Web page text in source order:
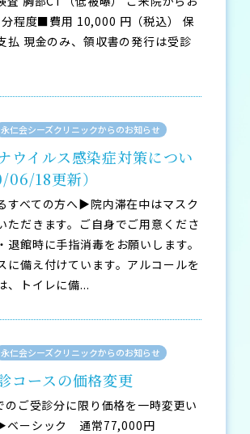
程度■費用 10,000 円（税込） 保
払 現金のみ、領収書の発行は受診
永仁会シーズクリニックからのお知らせ
ウイルス感染症対策につい
18更新）
すべての方へ▶院内滞在中はマスク
ただきます。ご自身でご用意くださ
館時に手指消毒をお願いします。
に備え付けています。アルコールを
、トイレに備...
永仁会シーズクリニックからのお知らせ
コースの価格変更
ご受診分に限り価格を一時変更い
ベーシック 通常77,000円